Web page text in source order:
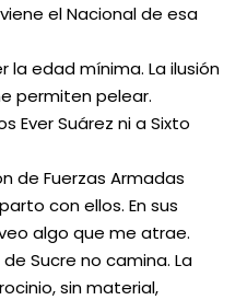
el Nacional de esa
la edad mínima. La ilusión
permiten pelear.
Ever Suárez ni a Sixto
de Fuerzas Armadas
con ellos. En sus
algo que me atrae.
Sucre no camina. La
sin material,